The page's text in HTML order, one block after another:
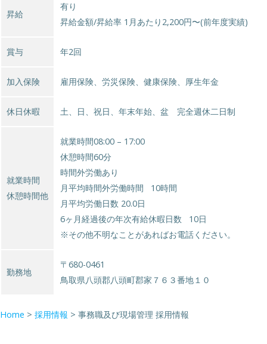
昇給
有り
昇給金額/昇給率 1月あたり2,200円〜(前年度実績)
賞与 年2回
加入保険 雇用保険、労災保険、健康保険、厚生年金
休日休暇 土、日、祝日、年末年始、盆 完全週休二日制
就業時間
休憩時間他
就業時間08:00 – 17:00
休憩時間60分
時間外労働あり
月平均時間外労働時間 10時間
月平均労働日数 20.0日
6ヶ月経過後の年次有給休暇日数 10日
※その他不明なことがあればお電話ください。
勤務地
〒680-0461
鳥取県八頭郡八頭町郡家７６３番地１０
Home > 採用情報 > 事務職及び現場管理 採用情報